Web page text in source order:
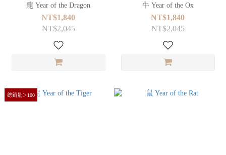
龍 Year of the Dragon
NT$1,840
NT$2,045
牛 Year of the Ox
NT$1,840
NT$2,045
總銷量＞100